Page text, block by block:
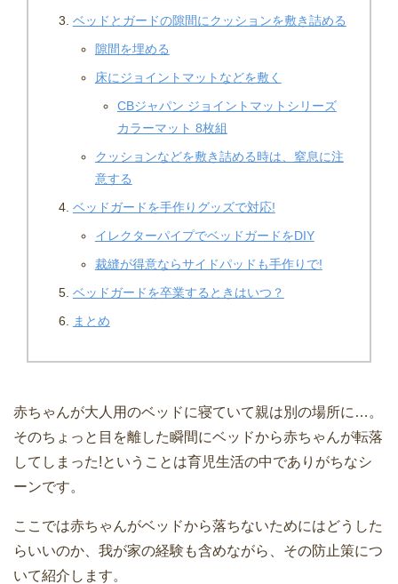
ベッドとガードの隙間にクッションを敷き詰める
隙間を埋める
床にジョイントマットなどを敷く
CBジャパン ジョイントマットシリーズ
カラーマット 8枚組
クッションなどを敷き詰める時は、窒息に注
意する
ベッドガードを手作りグッズで対応!
イレクターパイプでベッドガードをDIY
裁縫が得意ならサイドパッドも手作りで!
ベッドガードを卒業するときはいつ？
まとめ
赤ちゃんが大人用のベッドに寝ていて親は別の場所に…。
そのちょっと目を離した瞬間にベッドから赤ちゃんが転落
してしまった!ということは育児生活の中でありがちなシ
ーンです。
ここでは赤ちゃんがベッドから落ちないためにはどうした
らいいのか、我が家の経験も含めながら、その防止策につ
いて紹介します。